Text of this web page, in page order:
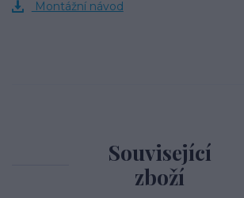
Montážní návod
Související
zboží